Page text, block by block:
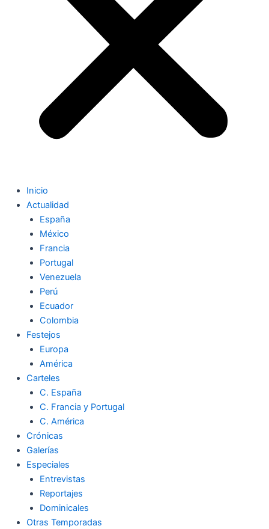
Inicio
Actualidad
España
México
Francia
Portugal
Venezuela
Perú
Ecuador
Colombia
Festejos
Europa
América
Carteles
C. España
C. Francia y Portugal
C. América
Crónicas
Galerías
Especiales
Entrevistas
Reportajes
Dominicales
Otras Temporadas